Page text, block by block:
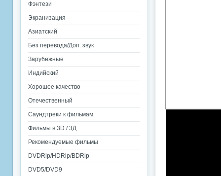
Фэнтези
Экранизация
Азиатский
Без перевода/Доп. звук
Зарубежные
Индийский
Хорошее качество
Отечественный
Саундтреки к фильмам
Фильмы в 3D / 3Д
Рекомендуемые фильмы
DVDRip/HDRip/BDRip
DVD5/DVD9